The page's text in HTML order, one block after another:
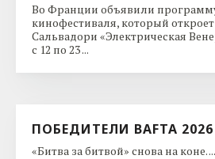
Во Франции объявили
кинофестиваля, который
Сальвадори «Электрическая
с 12 по 23 ...
ПОБЕДИТЕЛИ BAFTA 2026
«Битва за битвой» снова на коне. ...